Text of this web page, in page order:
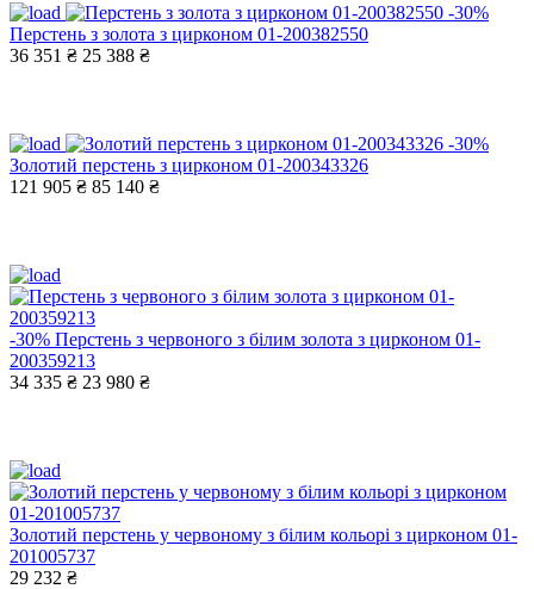
-30%
Перстень з золота з цирконом 01-200382550
36 351 ₴ 25 388 ₴
-30%
Золотий перстень з цирконом 01-200343326
121 905 ₴ 85 140 ₴
-30% Перстень з червоного з білим золота з цирконом 01-
200359213
34 335 ₴ 23 980 ₴
Золотий перстень у червоному з білим кольорі з цирконом 01-
201005737
29 232 ₴